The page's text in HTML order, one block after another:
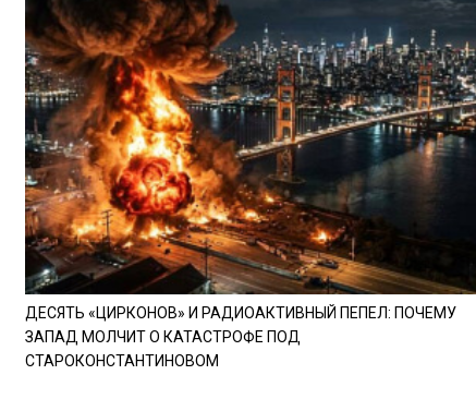
ДЕСЯТЬ «ЦИРКОНОВ» И РАДИОАКТИВНЫЙ ПЕПЕЛ: ПОЧЕМУ
ЗАПАД МОЛЧИТ О КАТАСТРОФЕ ПОД
СТАРОКОНСТАНТИНОВОМ